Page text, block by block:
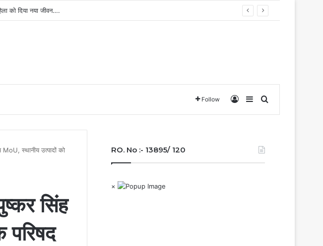
प्राप्त करने वाला देश का पहला राज्य बना छत्तीसगढ़….
Follow Log InSidebar
स्थानीय उत्पादों को
सिंह
परिषद
RO. No :- 13895/ 120
×